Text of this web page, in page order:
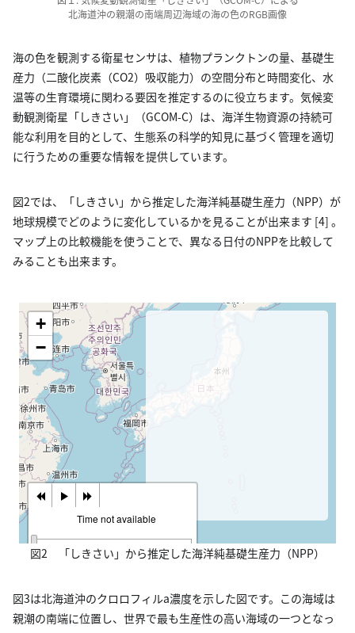
北海道沖の親潮の南端周辺海域の海の色のRGB画像
海の色を観測する衛星センサは、植物プランクトンの量、基礎生
産力（二酸化炭素（CO2）吸収能力）の空間分布と時間変化、水
温等の生育環境に関わる要因を推定するのに役立ちます。気候変
動観測衛星「しきさい」（GCOM-C）は、海洋生物資源の持続可
能な利用を目的として、生態系の科学的知見に基づく管理を適切
に行うための重要な情報を提供しています。
図2では、「しきさい」から推定した海洋純基礎生産力（NPP）が
地球規模でどのように変化しているかを見ることが出来ます [4] 。
マップ上の比較機能を使うことで、異なる日付のNPPを比較して
みることも出来ます。
図2 「しきさい」から推定した海洋純基礎生産力（NPP）
図3は北海道沖のクロロフィルa濃度を示した図です。この海域は
親潮の南端に位置し、世界で最も生産性の高い海域の一つとなっ